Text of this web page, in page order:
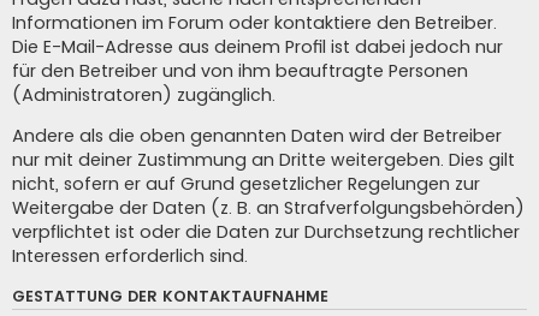
Informationen im Forum oder kontaktiere den Betreiber.
Die E-Mail-Adresse aus deinem Profil ist dabei jedoch nur
für den Betreiber und von ihm beauftragte Personen
(Administratoren) zugänglich.
Andere als die oben genannten Daten wird der Betreiber
nur mit deiner Zustimmung an Dritte weitergeben. Dies gilt
nicht, sofern er auf Grund gesetzlicher Regelungen zur
Weitergabe der Daten (z. B. an Strafverfolgungsbehörden)
verpflichtet ist oder die Daten zur Durchsetzung rechtlicher
Interessen erforderlich sind.
GESTATTUNG DER KONTAKTAUFNAHME